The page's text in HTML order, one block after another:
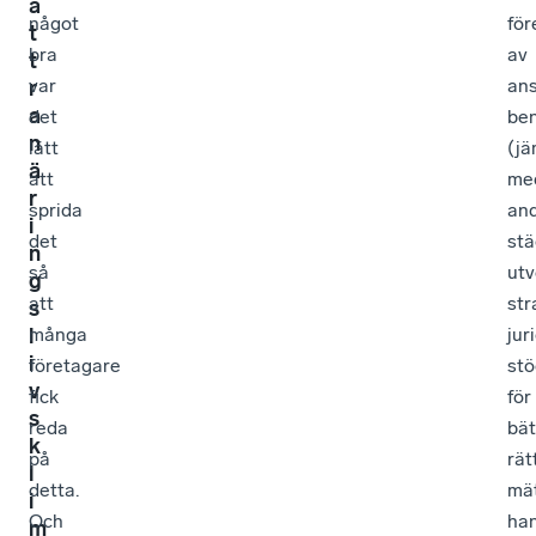
ä
t
t
r
a
n
ä
r
i
n
g
s
l
i
v
s
k
l
i
m
något
bra
var
det
lätt
att
sprida
det
så
att
många
företagare
fick
reda
på
detta.
Och
av
för